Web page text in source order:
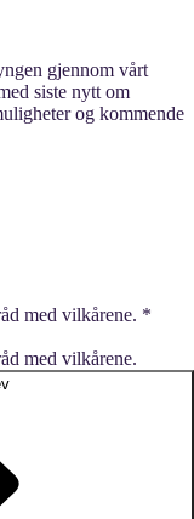
gjennom vårt
siste nytt om
og kommende
med vilkårene. *
med vilkårene.